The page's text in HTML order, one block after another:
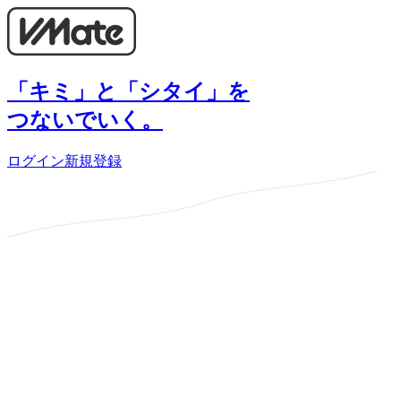
「キミ」と「シタイ」を
つないでいく。
ログイン新規登録